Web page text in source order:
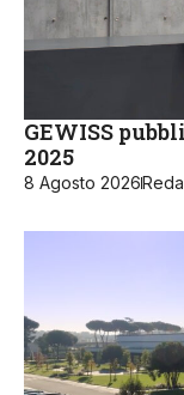
GEWISS
2025
8 Agosto 2026